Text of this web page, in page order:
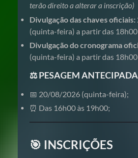
terão direito a alterar a inscrição)
Divulgação das chaves oficiais:
(quinta-feira) a partir das 18h00
Divulgação do cronograma
(quinta-feira) a partir das 18h00
⚖️ PESAGEM ANTECIPADA
📅 20/08/2026 (quinta-feira);
⏰ Das 16h00 às 19h00;
🎯 INSCRIÇÕES